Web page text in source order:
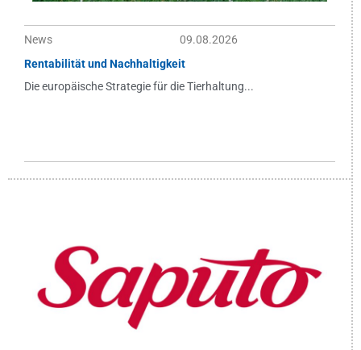
News
09.08.2026
Rentabilität und Nachhaltigkeit
Die europäische Strategie für die Tierhaltung...